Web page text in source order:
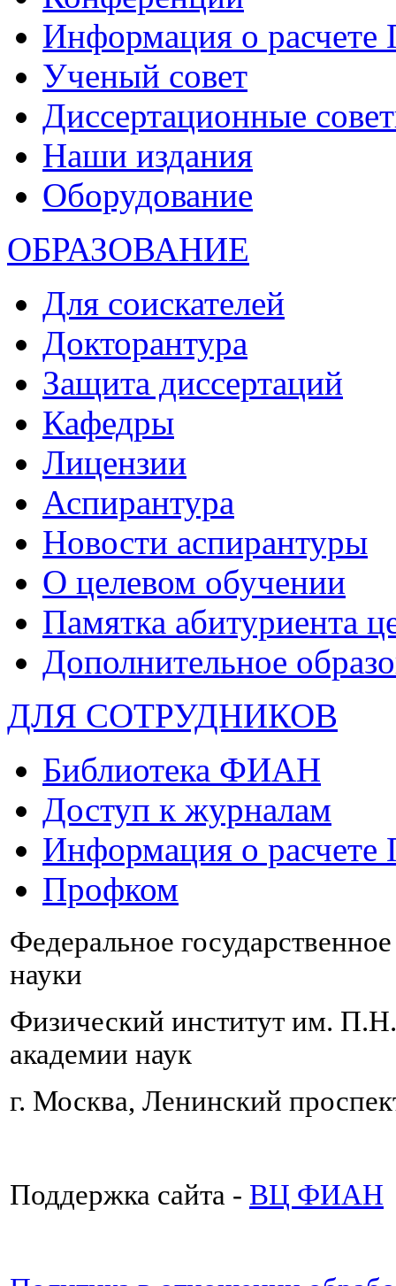
Информация о
Ученый совет
Диссертационные
Наши издания
Оборудование
ОБРАЗОВАНИЕ
Для соискателей
Докторантура
Защита диссертаций
Кафедры
Лицензии
Аспирантура
Новости аспирантуры
О целевом обучении
Памятка абитуриента
Дополнительное
ДЛЯ СОТРУДНИКОВ
Библиотека ФИАН
Доступ к журналам
Информация о
Профком
Федеральное
науки
Физический институт им.
академии наук
г. Москва, Ленинский
Поддержка сайта - ВЦ ФИАН